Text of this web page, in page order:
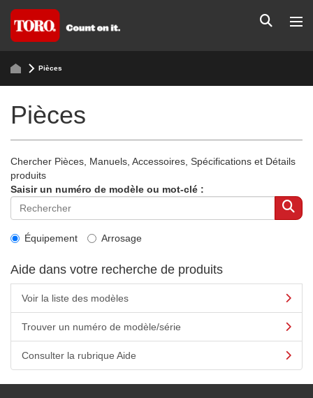
Pièces
Pièces
Chercher Pièces, Manuels, Accessoires, Spécifications et Détails
produits
Saisir un numéro de modèle ou mot-clé :
Équipement Arrosage
Aide dans votre recherche de produits
Voir la liste des modèles
Trouver un numéro de modèle/série
Consulter la rubrique Aide